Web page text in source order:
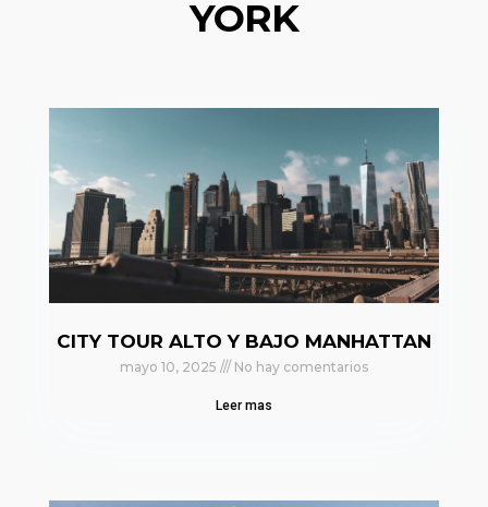
YORK
CITY TOUR ALTO Y BAJO MANHATTAN
mayo 10, 2025 No hay comentarios
Leer mas